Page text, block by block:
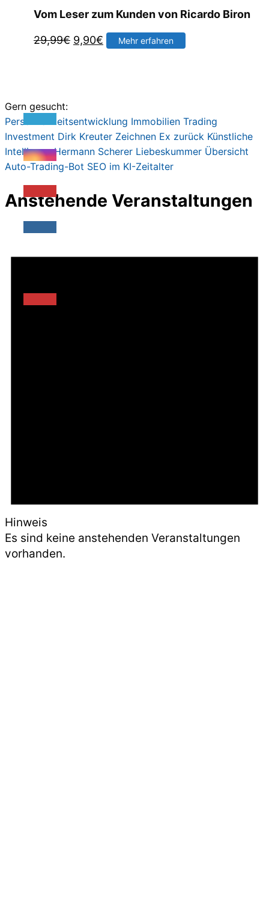
Vom Leser zum Kunden von Ricardo Biron
29,99€ Ursprünglicher
9,90€ Aktueller
Mehr erfahren
Gern gesucht:
Persönlichkeitsentwicklung Immobilien Trading
Investment Dirk Kreuter Zeichnen Ex zurück Künstliche
Intelligenz Hermann Scherer Liebeskummer Übersicht
Auto-Trading-Bot SEO im KI-Zeitalter
Anstehende Veranstaltungen
Hinweis
Es sind keine anstehenden Veranstaltungen
vorhanden.